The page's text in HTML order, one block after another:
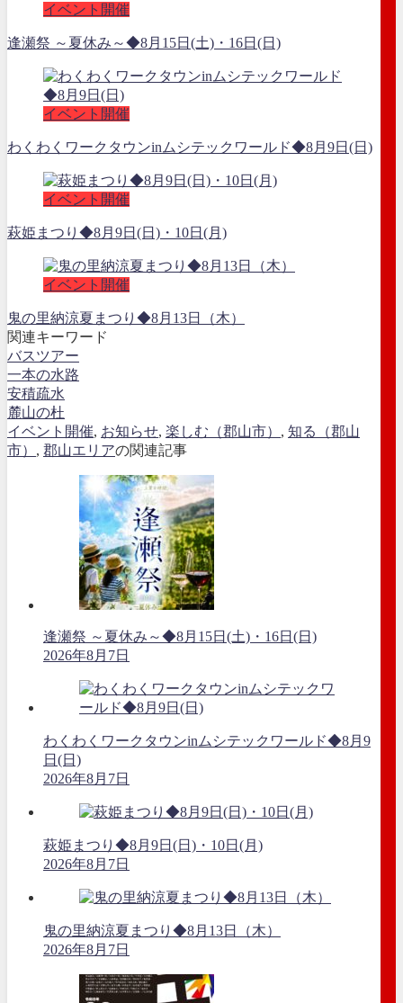
イベント開催
逢瀬祭 ～夏休み～◆8月15日(土)・16日(日)
イベント開催
わくわくワークタウンinムシテックワールド◆8月9日(日)
イベント開催
萩姫まつり◆8月9日(日)・10日(月)
イベント開催
鬼の里納涼夏まつり◆8月13日（木）
関連キーワード
バスツアー
一本の水路
安積疏水
麓山の杜
イベント開催, お知らせ, 楽しむ（郡山市） , 知る（郡山
市） , 郡山エリアの関連記事
逢瀬祭 ～夏休み～◆8月15日(土)・16日(日)
2026年8月7日
わくわくワークタウンinムシテックワールド◆8月9
日(日)
2026年8月7日
萩姫まつり◆8月9日(日)・10日(月)
2026年8月7日
鬼の里納涼夏まつり◆8月13日（木）
2026年8月7日